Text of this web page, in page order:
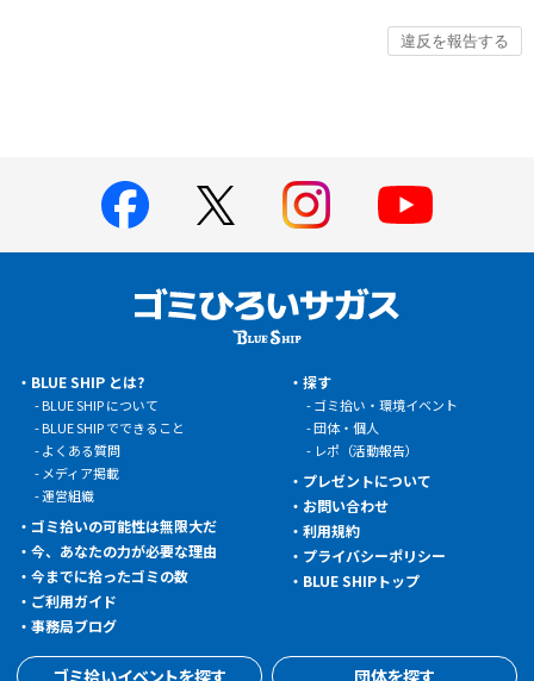
BLUE SHIP とは?
BLUE SHIP について
BLUE SHIP でできること
よくある質問
メディア掲載
運営組織
ゴミ拾いの可能性は無限大だ
今、あなたの力が必要な理由
今までに拾ったゴミの数
ご利用ガイド
事務局ブログ
探す
ゴミ拾い・環境イベント
団体・個人
レポ（活動報告）
プレゼントについて
お問い合わせ
利用規約
プライバシーポリシー
BLUE SHIPトップ
ゴミ拾いイベントを探す 団体を探す